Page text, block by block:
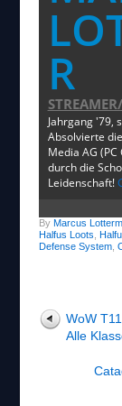
R
Jahrgang '79,
Absolvierte
Media AG
durch die
Leidenschaft!
By Marcus
Halfus Loots
Defense System,
WoW
Alle